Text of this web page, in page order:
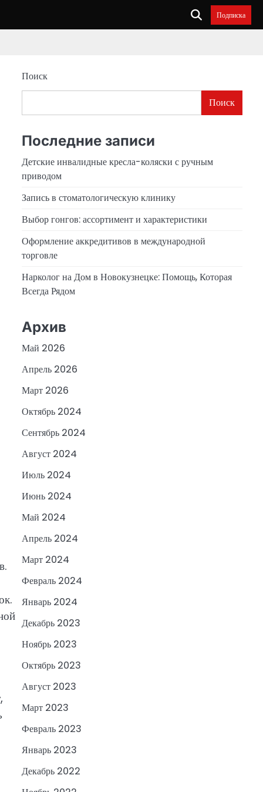
Подписка
Поиск
Поиск
Последние записи
Детские инвалидные кресла-коляски с ручным
приводом
Запись в стоматологическую клинику
Выбор гонгов: ассортимент и характеристики
Оформление аккредитивов в международной
торговле
Нарколог на Дом в Новокузнецке: Помощь, Которая
Всегда Рядом
Архив
Май 2026
Апрель 2026
Март 2026
Октябрь 2024
Сентябрь 2024
Август 2024
Июль 2024
Июнь 2024
Май 2024
Апрель 2024
Март 2024
Февраль 2024
Январь 2024
Декабрь 2023
Ноябрь 2023
Октябрь 2023
Август 2023
Март 2023
Февраль 2023
Январь 2023
Декабрь 2022